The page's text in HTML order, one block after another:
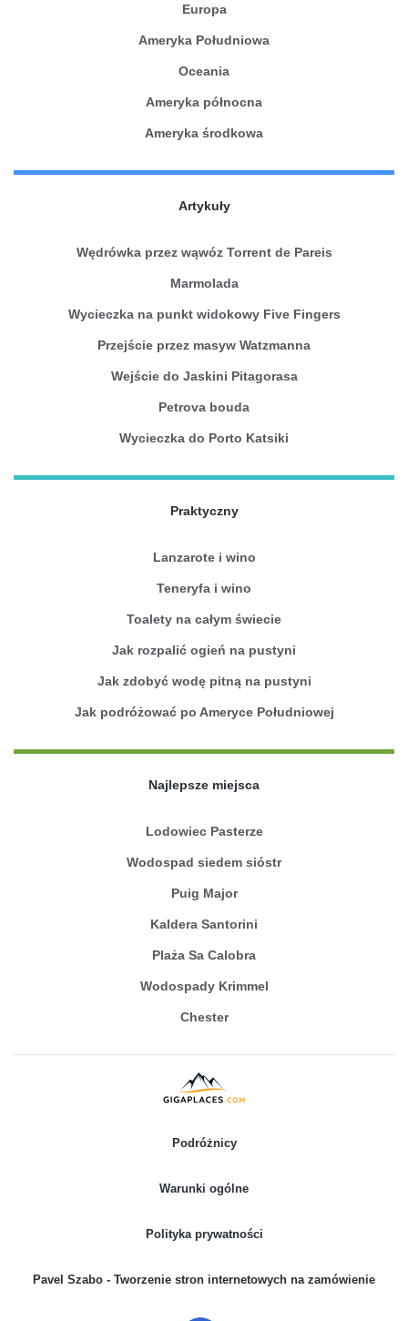
Europa
Ameryka Południowa
Oceania
Ameryka północna
Ameryka środkowa
Artykuły
Wędrówka przez wąwóz Torrent de Pareis
Marmolada
Wycieczka na punkt widokowy Five Fingers
Przejście przez masyw Watzmanna
Wejście do Jaskini Pitagorasa
Petrova bouda
Wycieczka do Porto Katsiki
Praktyczny
Lanzarote i wino
Teneryfa i wino
Toalety na całym świecie
Jak rozpalić ogień na pustyni
Jak zdobyć wodę pitną na pustyni
Jak podróżować po Ameryce Południowej
Najlepsze miejsca
Lodowiec Pasterze
Wodospad siedem sióstr
Puig Major
Kaldera Santorini
Plaża Sa Calobra
Wodospady Krimmel
Chester
Podróżnicy
Warunki ogólne
Polityka prywatności
Pavel Szabo - Tworzenie stron internetowych na zamówienie